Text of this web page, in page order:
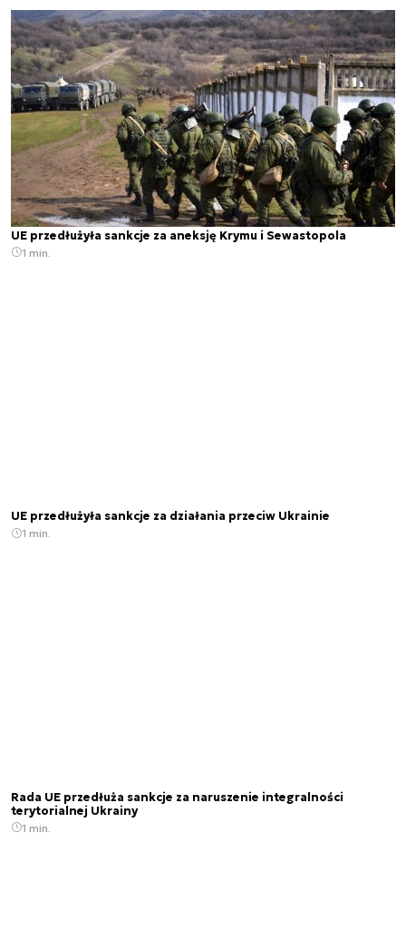
UE przedłużyła sankcje za aneksję Krymu i Sewastopola
1 min.
UE przedłużyła sankcje za działania przeciw Ukrainie
1 min.
Rada UE przedłuża sankcje za naruszenie integralności
terytorialnej Ukrainy
1 min.